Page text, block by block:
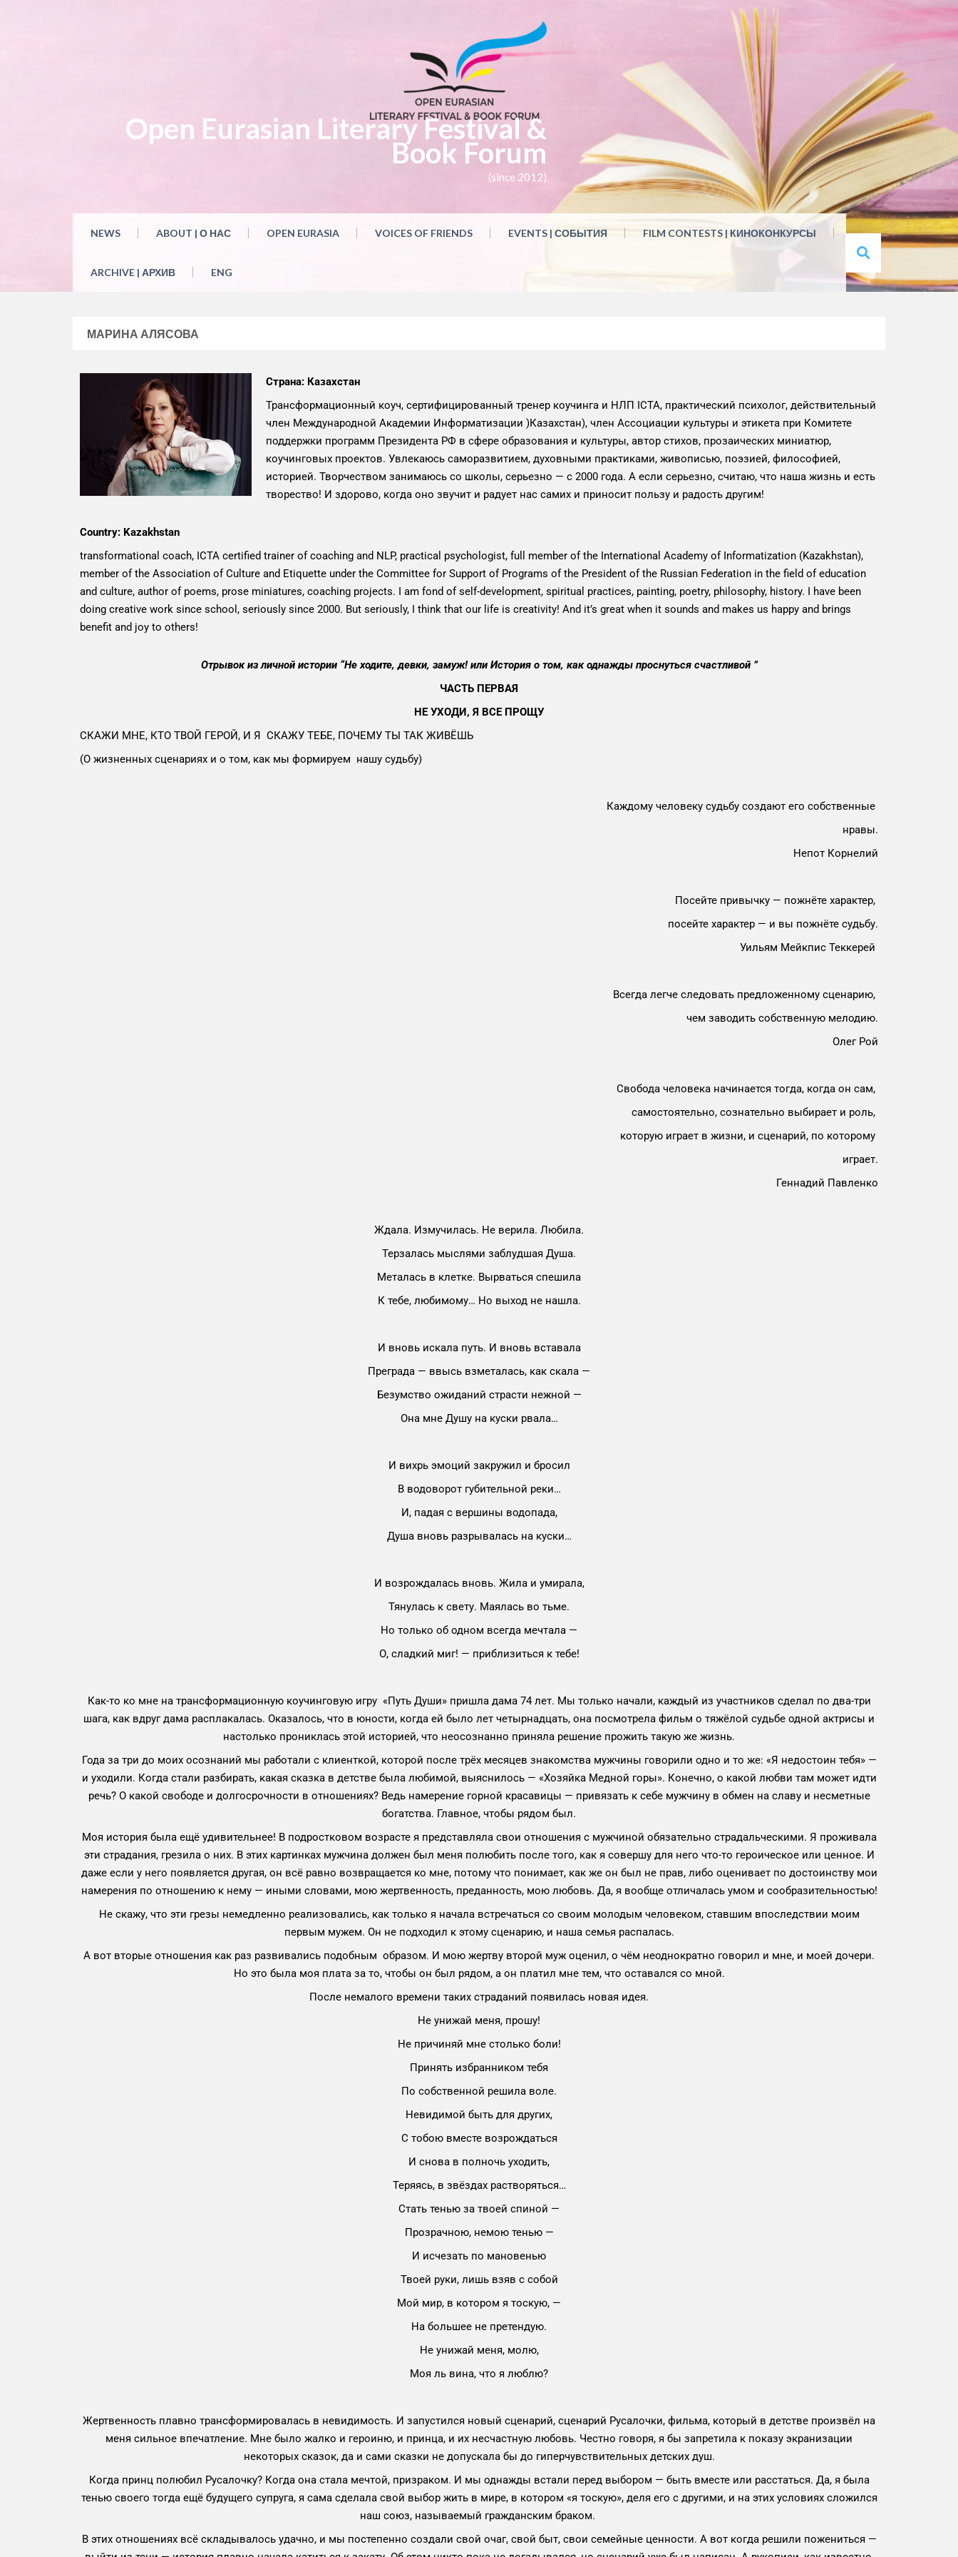
Open Eurasian Literary Festival &
Book Forum
(since 2012)
NEWS ABOUT | О НАС OPEN EURASIA VOICES OF FRIENDS EVENTS | СОБЫТИЯ FILM CONTESTS | КИНОКОНКУРСЫ
ARCHIVE | АРХИВ ENG
МАРИНА АЛЯСОВА
Страна: Казахстан
Трансформационный коуч, сертифицированный тренер коучинга и НЛП ICTA, практический психолог, действительный
член Международной Академии Информатизации )Казахстан), член Ассоциации культуры и этикета при Комитете
поддержки программ Президента РФ в сфере образования и культуры, автор стихов, прозаических миниатюр,
коучинговых проектов. Увлекаюсь саморазвитием, духовными практиками, живописью, поэзией, философией,
историей. Творчеством занимаюсь со школы, серьезно — с 2000 года. А если серьезно, считаю, что наша жизнь и есть
творество! И здорово, когда оно звучит и радует нас самих и приносит пользу и радость другим!
Country: Kazakhstan
transformational coach, ICTA certified trainer of coaching and NLP, practical psychologist, full member of the International Academy of Informatization (Kazakhstan),
member of the Association of Culture and Etiquette under the Committee for Support of Programs of the President of the Russian Federation in the field of education
and culture, author of poems, prose miniatures, coaching projects. I am fond of self-development, spiritual practices, painting, poetry, philosophy, history. I have been
doing creative work since school, seriously since 2000. But seriously, I think that our life is creativity! And it’s great when it sounds and makes us happy and brings
benefit and joy to others!
Отрывок из личной истории “Не ходите, девки, замуж! или История о том, как однажды проснуться счастливой ”
ЧАСТЬ ПЕРВАЯ
НЕ УХОДИ, Я ВСЕ ПРОЩУ
СКАЖИ МНЕ, КТО ТВОЙ ГЕРОЙ, И Я СКАЖУ ТЕБЕ, ПОЧЕМУ ТЫ ТАК ЖИВЁШЬ
(О жизненных сценариях и о том, как мы формируем нашу судьбу)
Каждому человеку судьбу создают его собственные
нравы.
Непот Корнелий
Посейте привычку — пожнёте характер,
посейте характер — и вы пожнёте судьбу.
Уильям Мейкпис Теккерей
Всегда легче следовать предложенному сценарию,
чем заводить собственную мелодию.
Олег Рой
Свобода человека начинается тогда, когда он сам,
самостоятельно, сознательно выбирает и роль,
которую играет в жизни, и сценарий, по которому
играет.
Геннадий Павленко
Ждала. Измучилась. Не верила. Любила.
Терзалась мыслями заблудшая Душа.
Металась в клетке. Вырваться спешила
К тебе, любимому… Но выход не нашла.
И вновь искала путь. И вновь вставала
Преграда — ввысь взметалась, как скала —
Безумство ожиданий страсти нежной —
Она мне Душу на куски рвала…
И вихрь эмоций закружил и бросил
В водоворот губительной реки…
И, падая с вершины водопада,
Душа вновь разрывалась на куски…
И возрождалась вновь. Жила и умирала,
Тянулась к свету. Маялась во тьме.
Но только об одном всегда мечтала —
О, сладкий миг! — приблизиться к тебе!
Как-то ко мне на трансформационную коучинговую игру «Путь Души» пришла дама 74 лет. Мы только начали, каждый из участников сделал по два-три
шага, как вдруг дама расплакалась. Оказалось, что в юности, когда ей было лет четырнадцать, она посмотрела фильм о тяжёлой судьбе одной актрисы и
настолько прониклась этой историей, что неосознанно приняла решение прожить такую же жизнь.
Года за три до моих осознаний мы работали с клиенткой, которой после трёх месяцев знакомства мужчины говорили одно и то же: «Я недостоин тебя» —
и уходили. Когда стали разбирать, какая сказка в детстве была любимой, выяснилось — «Хозяйка Медной горы». Конечно, о какой любви там может идти
речь? О какой свободе и долгосрочности в отношениях? Ведь намерение горной красавицы — привязать к себе мужчину в обмен на славу и несметные
богатства. Главное, чтобы рядом был.
Моя история была ещё удивительнее! В подростковом возрасте я представляла свои отношения с мужчиной обязательно страдальческими. Я проживала
эти страдания, грезила о них. В этих картинках мужчина должен был меня полюбить после того, как я совершу для него что-то героическое или ценное. И
даже если у него появляется другая, он всё равно возвращается ко мне, потому что понимает, как же он был не прав, либо оценивает по достоинству мои
намерения по отношению к нему — иными словами, мою жертвенность, преданность, мою любовь. Да, я вообще отличалась умом и сообразительностью!
Не скажу, что эти грезы немедленно реализовались, как только я начала встречаться со своим молодым человеком, ставшим впоследствии моим
первым мужем. Он не подходил к этому сценарию, и наша семья распалась.
А вот вторые отношения как раз развивались подобным образом. И мою жертву второй муж оценил, о чём неоднократно говорил и мне, и моей дочери.
Но это была моя плата за то, чтобы он был рядом, а он платил мне тем, что оставался со мной.
После немалого времени таких страданий появилась новая идея.
Не унижай меня, прошу!
Не причиняй мне столько боли!
Принять избранником тебя
По собственной решила воле.
Невидимой быть для других,
С тобою вместе возрождаться
И снова в полночь уходить,
Теряясь, в звёздах растворяться…
Стать тенью за твоей спиной —
Прозрачною, немою тенью —
И исчезать по мановенью
Твоей руки, лишь взяв с собой
Мой мир, в котором я тоскую, —
На большее не претендую.
Не унижай меня, молю,
Моя ль вина, что я люблю?
Жертвенность плавно трансформировалась в невидимость. И запустился новый сценарий, сценарий Русалочки, фильма, который в детстве произвёл на
меня сильное впечатление. Мне было жалко и героиню, и принца, и их несчастную любовь. Честно говоря, я бы запретила к показу экранизации
некоторых сказок, да и сами сказки не допускала бы до гиперчувствительных детских душ.
Когда принц полюбил Русалочку? Когда она стала мечтой, призраком. И мы однажды встали перед выбором — быть вместе или расстаться. Да, я была
тенью своего тогда ещё будущего супруга, я сама сделала свой выбор жить в мире, в котором «я тоскую», деля его с другими, и на этих условиях сложился
наш союз, называемый гражданским браком.
В этих отношениях всё складывалось удачно, и мы постепенно создали свой очаг, свой быт, свои семейные ценности. А вот когда решили пожениться —